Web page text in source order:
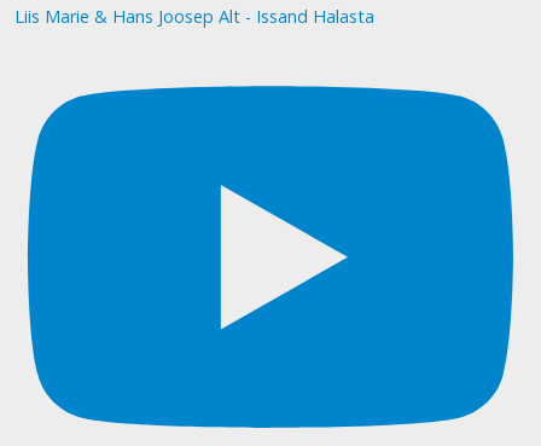
Liis Marie & Hans Joosep Alt - Issand Halasta